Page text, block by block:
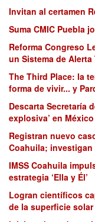
Invitan al certamen
Suma CMIC Puebla
Reforma Congreso
un Sistema de
The Third Place: la
forma de vivir... y
Descarta Secretaría
explosiva’ en México
Registran nuevo
Coahuila;
IMSS Coahuila
estrategia ‘Ella y Él’
Logran científicos
de la superficie solar